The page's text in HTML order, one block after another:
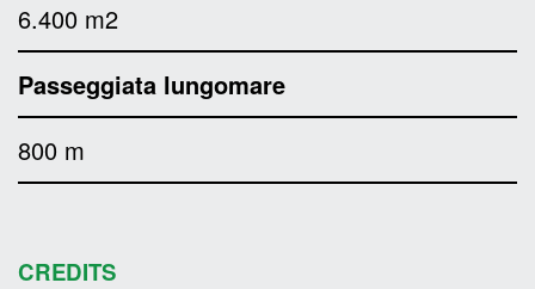
6.400 m2
Passeggiata lungomare
800 m
CREDITS